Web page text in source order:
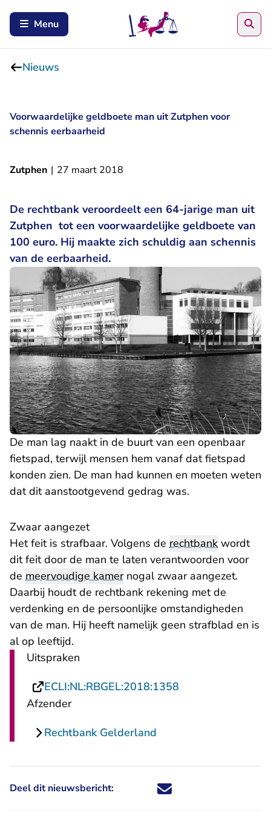
Menu
Nieuws
Voorwaardelijke geldboete man uit Zutphen voor
schennis eerbaarheid
Zutphen | 27 maart 2018
De rechtbank veroordeelt een 64-jarige man uit
Zutphen tot een voorwaardelijke geldboete van
100 euro. Hij maakte zich schuldig aan schennis
van de eerbaarheid.
De man lag naakt in de buurt van een openbaar
fietspad, terwijl mensen hem vanaf dat fietspad
konden zien. De man had kunnen en moeten weten
dat dit aanstootgevend gedrag was.
Zwaar aangezet
Het feit is strafbaar. Volgens de rechtbank wordt
dit feit door de man te laten verantwoorden voor
de meervoudige kamernogal zwaar aangezet.
Daarbij houdt de rechtbank rekening met de
verdenking en de persoonlijke omstandigheden
van de man. Hij heeft namelijk geen strafblad en is
al op leeftijd.
Uitspraken
ECLI:NL:RBGEL:2018:1358
Afzender
Rechtbank Gelderland
Deel dit nieuwsbericht: Deel dit nieuwsbericht via X -
Deel dit nieuwsbericht via
Deel dit nieuwsbericht
Deel dit